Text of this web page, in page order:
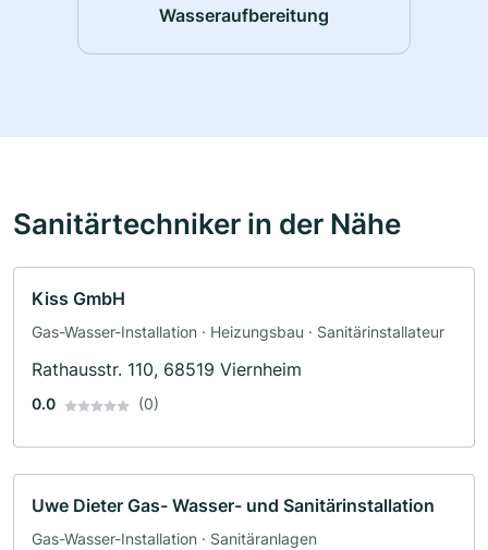
Wasseraufbereitung
Sanitärtechniker in der Nähe
Kiss GmbH
Gas-Wasser-Installation · Heizungsbau · Sanitärinstallateur
Rathausstr. 110, 68519 Viernheim
0.0 (0)
Uwe Dieter Gas- Wasser- und Sanitärinstallation
Gas-Wasser-Installation · Sanitäranlagen